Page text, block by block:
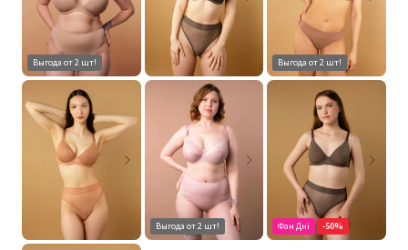
Выгода от 2 шт! Выгода от 2 шт!
Выгода от 2 шт! Фан Дні -50%